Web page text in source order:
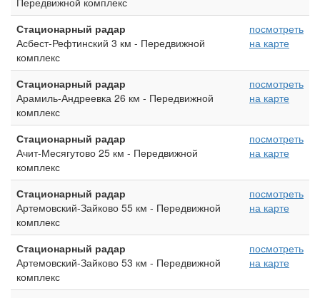
Стационарный радар
Асбест-Рефтинский 3 км - Передвижной
комплекс
посмотреть
на карте
Стационарный радар
Арамиль-Андреевка 26 км - Передвижной
комплекс
посмотреть
на карте
Стационарный радар
Ачит-Месягутово 25 км - Передвижной
комплекс
посмотреть
на карте
Стационарный радар
Артемовский-Зайково 55 км - Передвижной
комплекс
посмотреть
на карте
Стационарный радар
Артемовский-Зайково 53 км - Передвижной
комплекс
посмотреть
на карте